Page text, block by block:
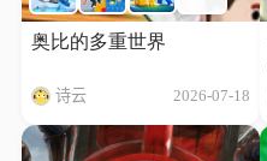
奥比的多重世界
诗云 2026-07-18